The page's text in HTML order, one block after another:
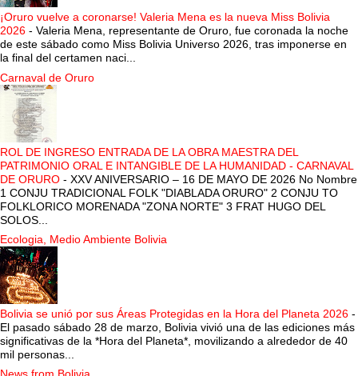
¡Oruro vuelve a coronarse! Valeria Mena es la nueva Miss Bolivia
2026 - Valeria Mena, representante de Oruro, fue coronada la noche
de este sábado como Miss Bolivia Universo 2026, tras imponerse en
la final del certamen naci...
Carnaval de Oruro
ROL DE INGRESO ENTRADA DE LA OBRA MAESTRA DEL
PATRIMONIO ORAL E INTANGIBLE DE LA HUMANIDAD - CARNAVAL
DE ORURO - XXV ANIVERSARIO – 16 DE MAYO DE 2026 No Nombre
1 CONJU TRADICIONAL FOLK "DIABLADA ORURO" 2 CONJU TO
FOLKLORICO MORENADA "ZONA NORTE" 3 FRAT HUGO DEL
SOLOS...
Ecologia, Medio Ambiente Bolivia
Bolivia se unió por sus Áreas Protegidas en la Hora del Planeta 2026 -
El pasado sábado 28 de marzo, Bolivia vivió una de las ediciones más
significativas de la *Hora del Planeta*, movilizando a alrededor de 40
mil personas...